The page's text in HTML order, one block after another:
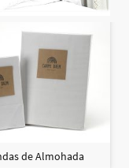
de Almohada